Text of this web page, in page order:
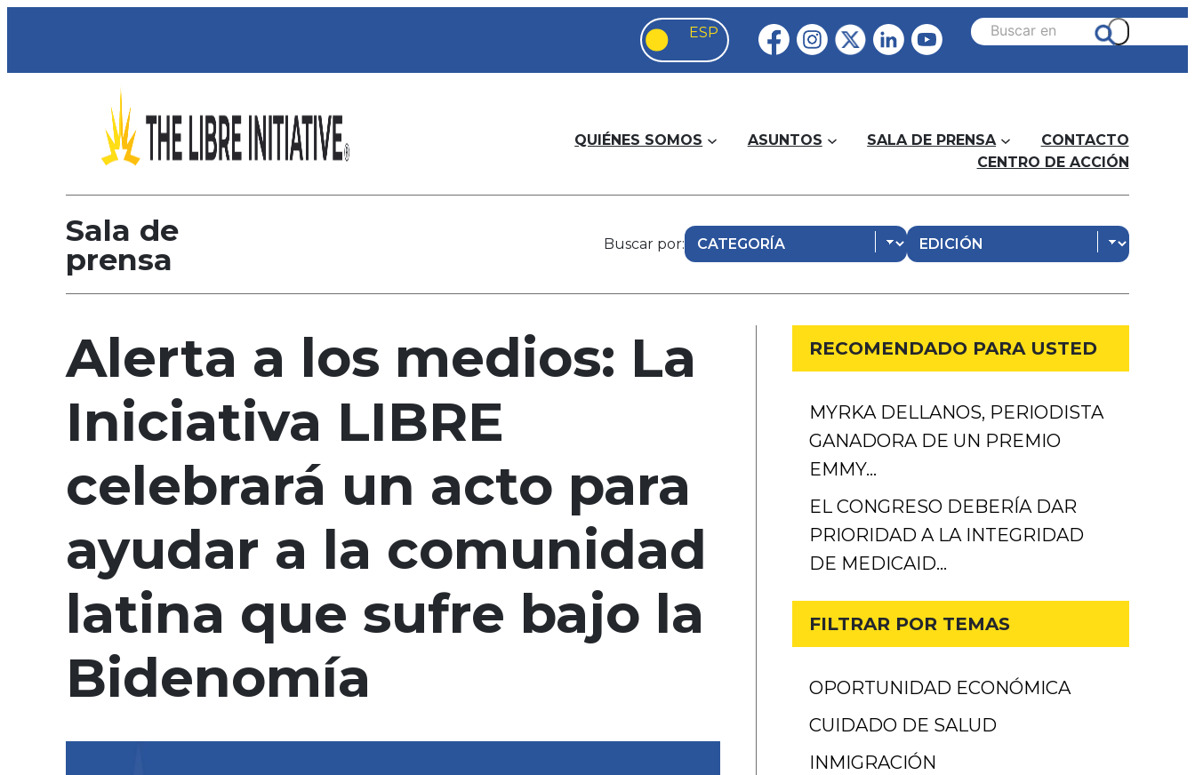
QUIÉNES SOMOS ASUNTOS SALA DE PRENSA
CONTACTO
CENTRO DE ACCIÓN
Sala de
prensa
Buscar por:
Alerta a los medios: La
Iniciativa LIBRE
celebrará un acto para
ayudar a la comunidad
latina que sufre bajo la
Bidenomía
RECOMENDADO PARA USTED
MYRKA DELLANOS, PERIODISTA
GANADORA DE UN PREMIO
EMMY…
EL CONGRESO DEBERÍA DAR
PRIORIDAD A LA INTEGRIDAD
DE MEDICAID…
FILTRAR POR TEMAS
OPORTUNIDAD ECONÓMICA
CUIDADO DE SALUD
INMIGRACIÓN